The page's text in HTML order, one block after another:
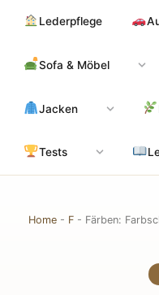
Inhalt
Lederpflege
Sofa & Möbel
Jacken
Tests
Home- F- Färben: